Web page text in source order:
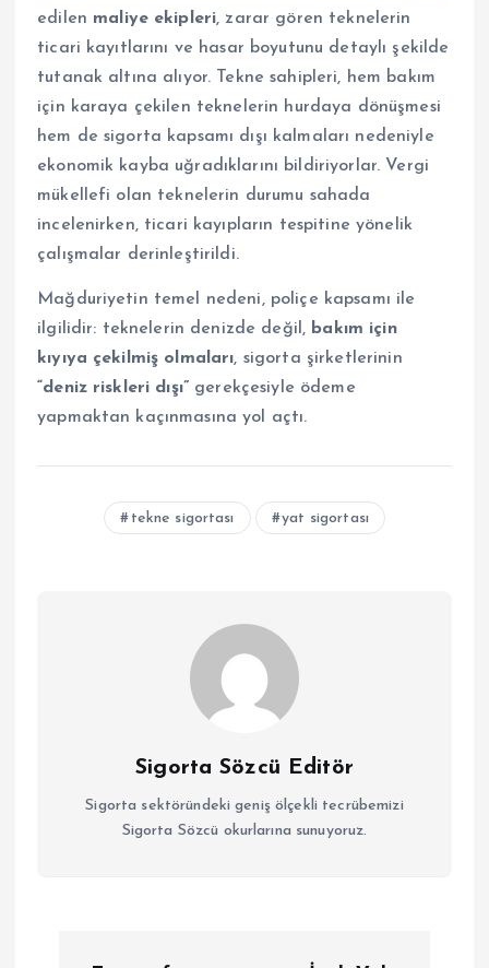
edilen maliye ekipleri, zarar gören teknelerin
ticari kayıtlarını ve hasar boyutunu detaylı şekilde
tutanak altına alıyor. Tekne sahipleri, hem bakım
için karaya çekilen teknelerin hurdaya dönüşmesi
hem de sigorta kapsamı dışı kalmaları nedeniyle
ekonomik kayba uğradıklarını bildiriyorlar. Vergi
mükellefi olan teknelerin durumu sahada
incelenirken, ticari kayıpların tespitine yönelik
çalışmalar derinleştirildi.
Mağduriyetin temel nedeni, poliçe kapsamı ile
ilgilidir: teknelerin denizde değil, bakım için
kıyıya çekilmiş olmaları, sigorta şirketlerinin
“deniz riskleri dışı” gerekçesiyle ödeme
yapmaktan kaçınmasına yol açtı.
tekne sigortası yat sigortası
Sigorta Sözcü Editör
Sigorta sektöründeki geniş ölçekli tecrübemizi
Sigorta Sözcü okurlarına sunuyoruz.